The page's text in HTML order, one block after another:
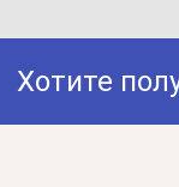
Хотите